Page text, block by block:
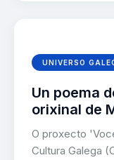
UNIVERSO
Un poema
orixinal de
O proxecto
Cultura Galega